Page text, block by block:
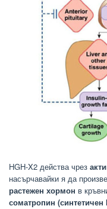
HGH-X2 действа чрез
насърчавайки я да
растежен хормон в
соматропин (синтетичен